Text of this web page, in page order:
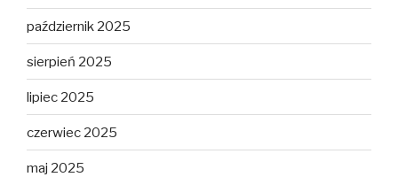
październik 2025
sierpień 2025
lipiec 2025
czerwiec 2025
maj 2025